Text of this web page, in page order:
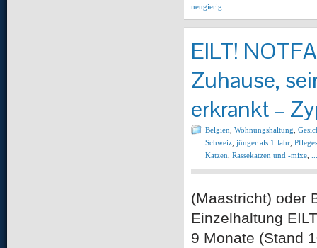
neugierig
EILT!
Zuhause,
erkrankt –
Belgien Wohnungshaltung
Schweiz jünger als 1 Jahr
Katzen Rassekatzen und -mixe
(Maastricht)
Einzelhaltung
9 Monate (Stand